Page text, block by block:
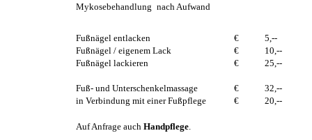
Mykosebehandlung nach Aufwand
Fußnägel entlacken €
5,--
Fußnägel / eigenem Lack
€
10,--
Fußnägel lackieren
€ 25,--
Fuß- und Unterschenkelmassage €
32,--
in Verbindung mit einer Fußpflege
€ 20,--
Auf Anfrage auch Handpflege.